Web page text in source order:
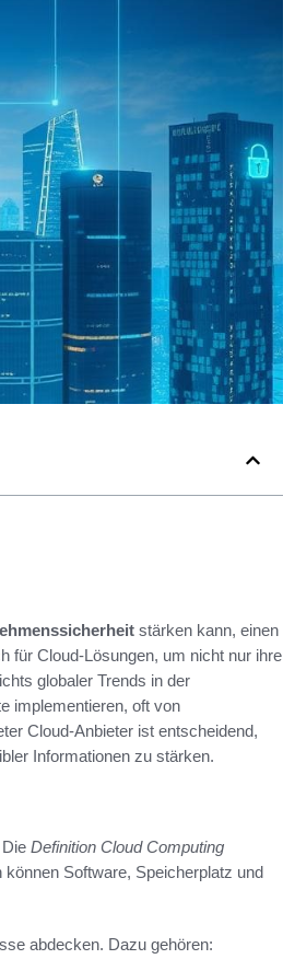
stärken kann, einen
für Cloud-Lösungen, um nicht nur ihre
globaler Trends in der
implementieren, oft von
Cloud-Anbieter ist entscheidend,
Informationen zu stärken.
Definition Cloud Computing
Software, Speicherplatz und
abdecken. Dazu gehören: